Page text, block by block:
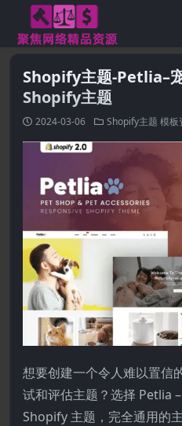
Shopify主题-Petlia–
Shopify主题
2024-03-06 Shopify主题 模板
想要创建一个令人难以置信
试和评估主题？选择 Petlia
Shopify 主题，完全通用的